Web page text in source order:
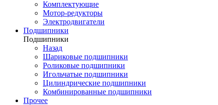
Комплектующие
Мотор-редукторы
Электродвигатели
Подшипники
Подшипники
Назад
Шариковые подшипники
Роликовые подшипники
Игольчатые подшипники
Цилиндрические подшипники
Комбинированные подшипники
Прочее